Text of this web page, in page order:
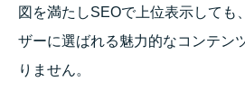
図を満たしSEOで上位表示しても
ザーに選ばれる魅力的なコンテン
りません。